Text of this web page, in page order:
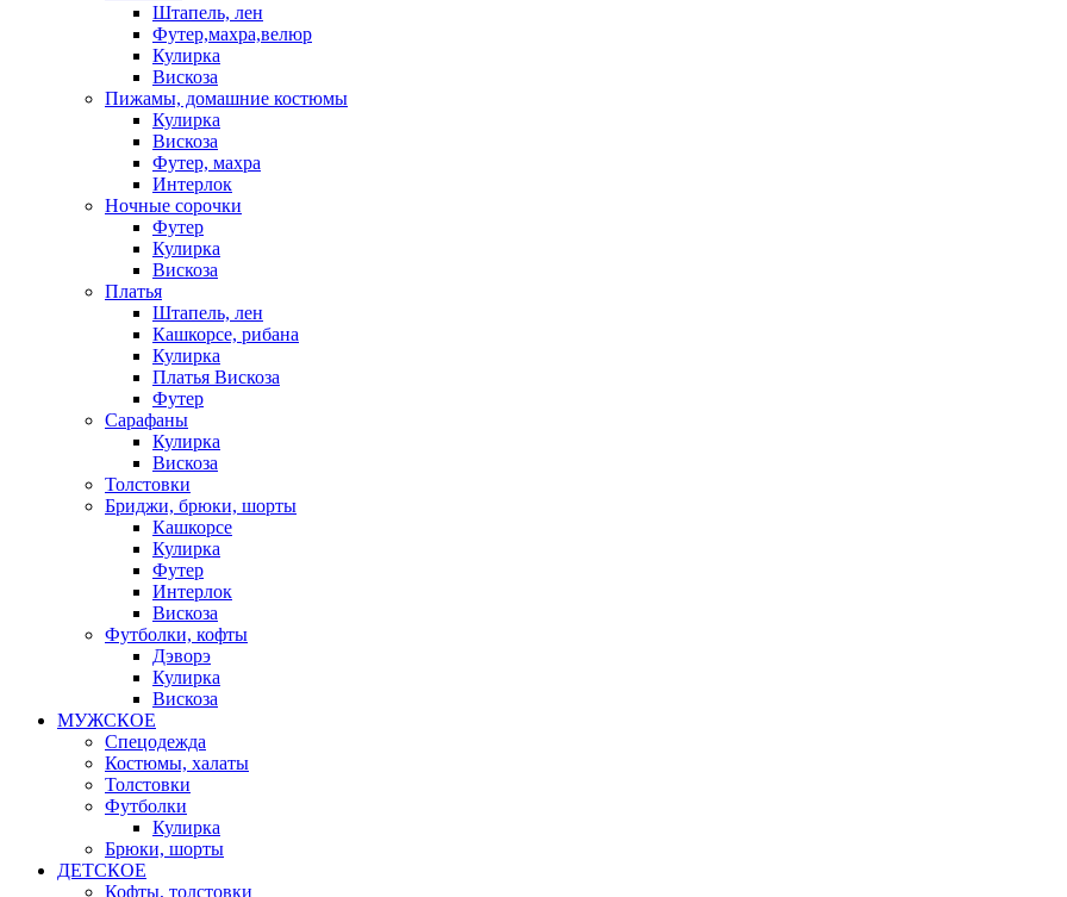
Штапель, лен
Футер,махра,велюр
Кулирка
Вискоза
Пижамы, домашние костюмы
Кулирка
Вискоза
Футер, махра
Интерлок
Ночные сорочки
Футер
Кулирка
Вискоза
Платья
Штапель, лен
Кашкорсе, рибана
Кулирка
Платья Вискоза
Футер
Сарафаны
Кулирка
Вискоза
Толстовки
Бриджи, брюки, шорты
Кашкорсе
Кулирка
Футер
Интерлок
Вискоза
Футболки, кофты
Дэворэ
Кулирка
Вискоза
МУЖСКОЕ
Спецодежда
Костюмы, халаты
Толстовки
Футболки
Кулирка
Брюки, шорты
ДЕТСКОЕ
Кофты, толстовки